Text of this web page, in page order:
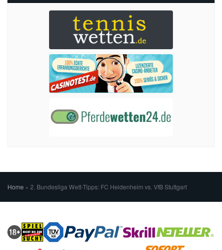
Home » 2. Bundesliga Wett-Tipps: FC Heidenheim vs. VfB Stuttgart